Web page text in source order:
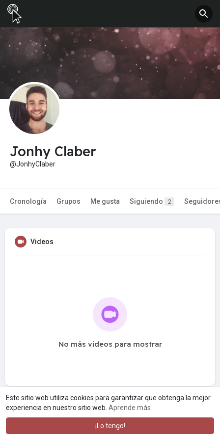
Este sitio web utiliza cookies para garantizar que obtenga la mejor
experiencia en nuestro sitio web. Aprende más
¡Lo tengo!
Jonhy Claber
@JonhyClaber
Cronología Grupos Me gusta Siguiendo 2
Videos
No más videos para mostrar